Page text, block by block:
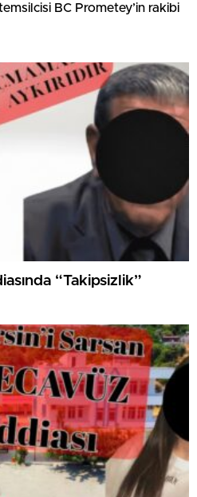
BC Prometey’in rakibi
“Takipsizlik”